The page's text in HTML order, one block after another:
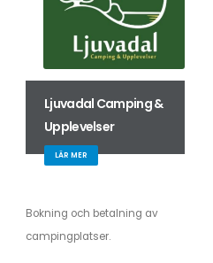
Ljuvadal Camping &
Upplevelser
LÄR MER
Bokning och betalning av
campingplatser.